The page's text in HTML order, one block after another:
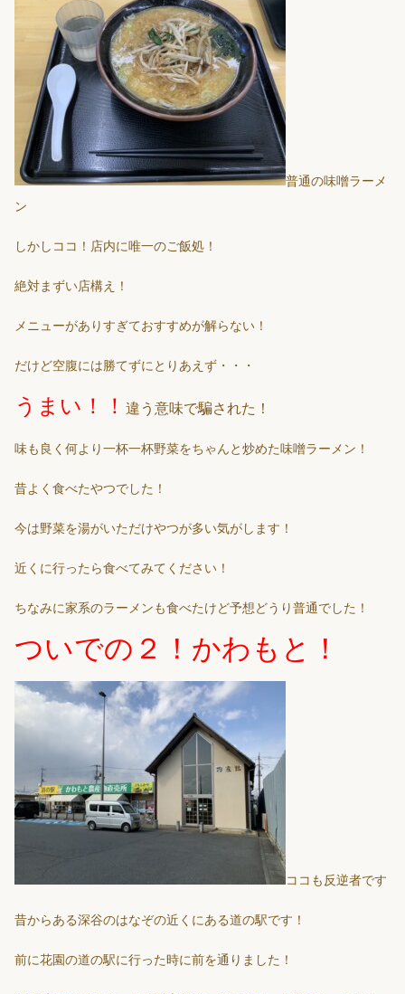
普通の味噌ラーメ
ン
しかしココ！店内に唯一のご飯処！
絶対まずい店構え！
メニューがありすぎておすすめが解らない！
だけど空腹には勝てずにとりあえず・・・
うまい！！ 違う意味で騙された！
味も良く何より一杯一杯野菜をちゃんと炒めた味噌ラーメン！
昔よく食べたやつでした！
今は野菜を湯がいただけやつが多い気がします！
近くに行ったら食べてみてください！
ちなみに家系のラーメンも食べたけど予想どうり普通でした！
ついでの２！かわもと！
ココも反逆者です
昔からある深谷のはなぞの近くにある道の駅です！
前に花園の道の駅に行った時に前を通りました！